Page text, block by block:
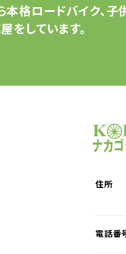
本格ロードバイク、子
をしています。
サイクル
住所
電話番